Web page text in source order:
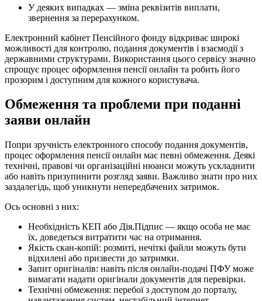
У деяких випадках — зміна реквізитів виплати,
звернення за перерахунком.
Електронний кабінет Пенсійного фонду відкриває широкі
можливості для контролю, подання документів і взаємодії з
державними структурами. Використання цього сервісу значно
спрощує процес оформлення пенсії онлайн та робить його
прозорим і доступним для кожного користувача.
Обмеження та проблеми при поданні
заяви онлайн
Попри зручність електронного способу подання документів,
процес оформлення пенсії онлайн має певні обмеження. Деякі
технічні, правові чи організаційні нюанси можуть ускладнити
або навіть призупинити розгляд заяви. Важливо знати про них
заздалегідь, щоб уникнути непередбачених затримок.
Ось основні з них:
Необхідність КЕП або Дія.Підпис — якщо особа не має
їх, доведеться витратити час на отримання.
Якість скан-копій: розмиті, нечіткі файли можуть бути
відхилені або призвести до затримки.
Запит оригіналів: навіть після онлайн-подачі ПФУ може
вимагати надати оригінали документів для перевірки.
Технічні обмеження: перебої з доступом до порталу,